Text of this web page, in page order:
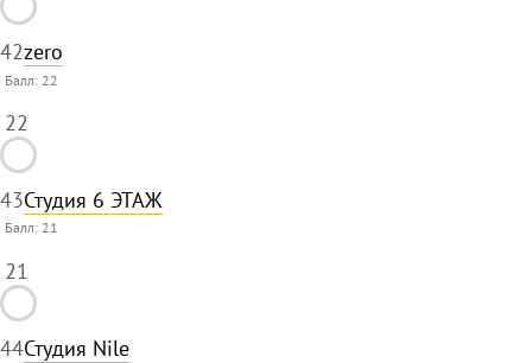
42zero
Балл: 22
22
43Студия 6 ЭТАЖ
Балл: 21
21
44Студия Nile